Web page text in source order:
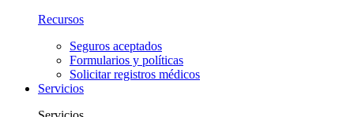
Recursos
Seguros aceptados
Formularios y políticas
Solicitar registros médicos
Servicios